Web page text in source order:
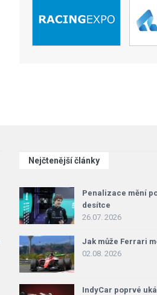
Nejčtenější články
Penalizace mění
desítce
26.07. 2026
Jak může Ferrari
02.08. 2026
IndyCar poprvé